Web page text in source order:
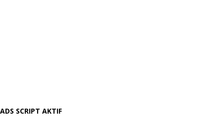
ADS SCRIPT AKTIF